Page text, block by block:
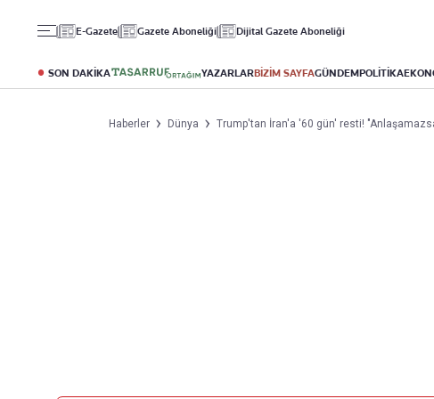
E-Gazete Gazete Aboneliği Dijital Gazete Aboneliği
SON DAKİKA YAZARLARBİZİM SAYFAGÜNDEMPOLİTİKA
Altın
Döviz
Kripto Para
Puan Durumu
Fikstür
Avrupa Ligi
Haberler Dünya Trump'tan İran'a '60 gün' resti!